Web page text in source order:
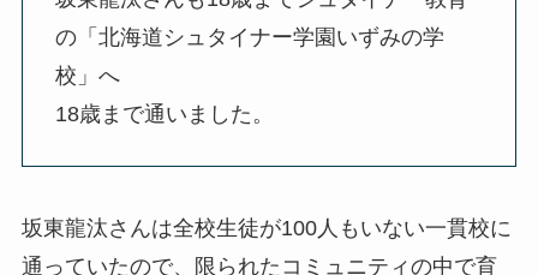
の「北海道シュタイナー学園いずみの学
校」へ
18歳まで通いました。
坂東龍汰さんは全校生徒が100人もいない一貫校に
通っていたので、限られたコミュニティの中で育